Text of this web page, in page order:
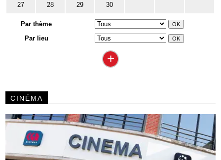
27 28 29 30
Par thème
Par lieu
+
CINÉMA